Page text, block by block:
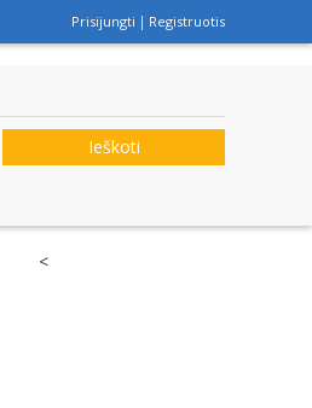
Prisijungti Registruotis
Ieškoti
<